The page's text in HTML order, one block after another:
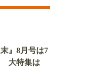
』8月号は7
大特集は